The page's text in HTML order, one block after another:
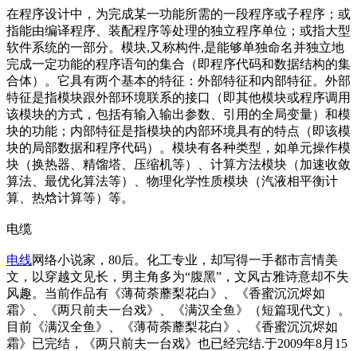
在程序设计中，为完成某一功能所需的一段程序或子程序；或
指能由编译程序、装配程序等处理的独立程序单位；或指大型
软件系统的一部分。模块,又称构件,是能够单独命名并独立地
完成一定功能的程序语句的集合（即程序代码和数据结构的集
合体）。它具有两个基本的特征：外部特征和内部特征。外部
特征是指模块跟外部环境联系的接口（即其他模块或程序调用
该模块的方式，包括有输入输出参数、引用的全局变量）和模
块的功能；内部特征是指模块的内部环境具有的特点（即该模
块的局部数据和程序代码）。模块有各种类型，如单元操作模
块（换热器、精馏塔、压缩机等）、计算方法模块（加速收敛
算法、最优化算法等）、物理化学性质模块（汽液相平衡计
算、热焓计算等）等。
电缆
电线网络小说家，80后。化工专业，却写得一手都市言情美
文，以穿越文见长，男主角多为“腹黑”，文风古雅诗意却不失
风趣。当前作品有《薄荷荼蘼梨花白》、《香蜜沉沉烬如
霜》、《两只前夫一台戏》、《满汉全鱼》（短篇现代文）。
目前《满汉全鱼》、《薄荷荼蘼梨花白》、《香蜜沉沉烬如
霜》已完结，《两只前夫一台戏》也已经完结.于2009年8月15